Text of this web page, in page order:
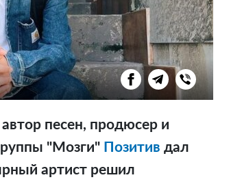
песен, продюсер и
"Moзги" Позитив дал
артист решил